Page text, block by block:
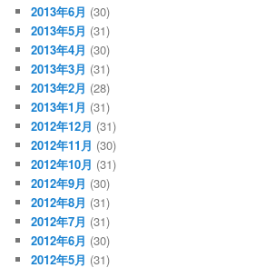
2013年6月 (30)
2013年5月 (31)
2013年4月 (30)
2013年3月 (31)
2013年2月 (28)
2013年1月 (31)
2012年12月 (31)
2012年11月 (30)
2012年10月 (31)
2012年9月 (30)
2012年8月 (31)
2012年7月 (31)
2012年6月 (30)
2012年5月 (31)